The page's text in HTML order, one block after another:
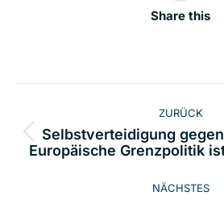
Share this
ZURÜCK
Selbstverteidigung
Europäische Grenzpolitik
NÄCHSTES